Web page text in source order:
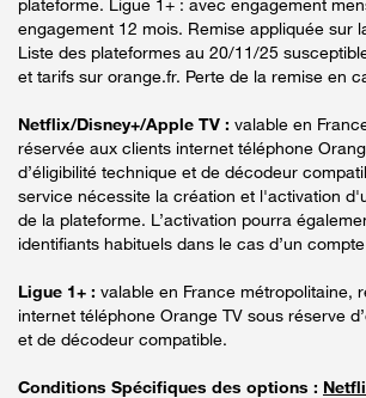
engagement 12 mois. Remise appliquée sur
Liste des plateformes au 20/11/25
et tarifs sur orange.fr. Perte de la remise en
Netflix/Disney+/Apple TV : valable en
réservée aux clients internet téléphone
d’éligibilité technique et de décodeur
service nécessite la création et l'activation
de la plateforme. L’activation pourra
identifiants habituels dans le cas d’un
Ligue 1+ : valable en France métropolitaine,
internet téléphone Orange TV sous réserve
et de décodeur compatible.
Conditions Spécifiques des options :